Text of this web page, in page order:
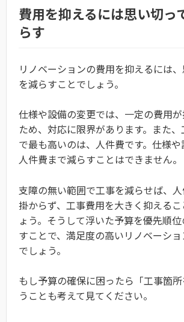
費用を抑えるには思い切っ
らす
リノベーションの費用を抑えるには
を減らすことでしょう。
仕様や設備の変更では、一定の費用
ため、対応に限界があります。また
で最も高いのは、人件費です。仕様
人件費まで減らすことはできません。
支障の無い範囲で工事を減らせば、
掛からず、工事費用を大きく抑える
ょう。そうして浮いた予算を優先順
すことで、満足度の高いリノベーシ
でしょう。
もし予算の確保に困ったら「工事箇
うことも考えて見てください。